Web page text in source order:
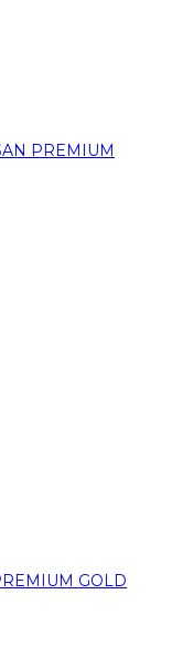
PREMIUM
GOLD